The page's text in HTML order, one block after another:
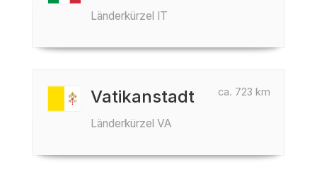
Länderkürzel IT
ca. 723 km
Vatikanstadt
Länderkürzel VA